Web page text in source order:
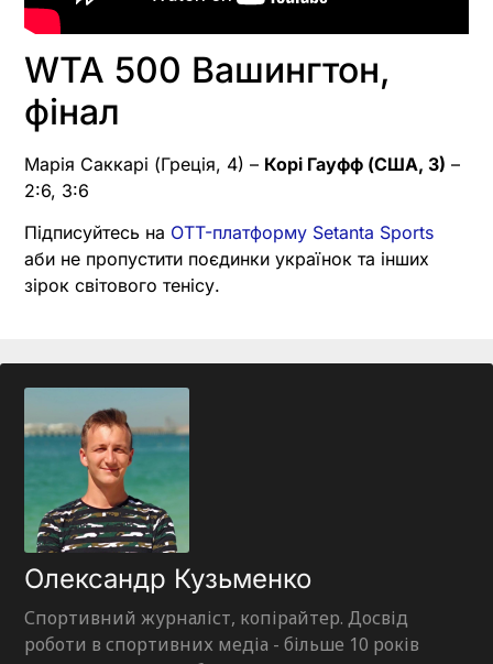
WTA 500 Вашингтон,
фінал
Марія Саккарі (Греція, 4) – Корі Гауфф (США, 3) –
2:6, 3:6
Підписуйтесь на OTT-платформу Setanta Sports
аби не пропустити поєдинки українок та інших
зірок світового тенісу.
Олександр Кузьменко
Спортивний журналіст, копірайтер. Досвід
роботи в спортивних медіа - більше 10 років